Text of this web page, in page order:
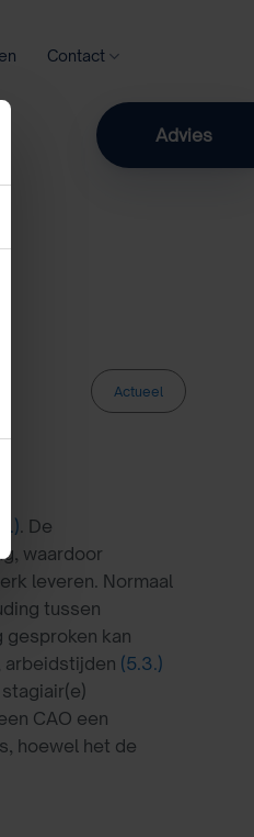
Contact
Advies
Actueel
. De
waardoor
leveren. Normaal
tussen
gesproken kan
arbeidstijden (5.3.)
CAO een
hoewel het de